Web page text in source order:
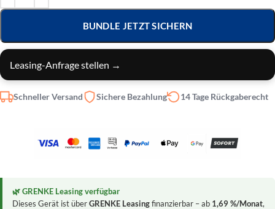
BUNDLE JETZT SICHERN
Leasing-Anfrage stellen →
Schneller Versand Sichere Bezahlung 14 Tage Rückgaberecht
🌿 GRENKE Leasing verfügbar
Dieses Gerät ist überGRENKE Leasingfinanzierbar – ab 1,69 %/Monat,